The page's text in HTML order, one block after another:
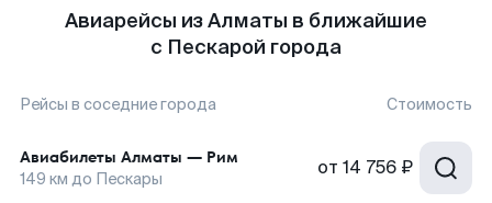
Авиарейсы из Алматы в ближайшие
с Пескарой города
Рейсы в соседние города Стоимость
Авиабилеты Алматы — Рим
149 км до Пескары от 14 756 ₽